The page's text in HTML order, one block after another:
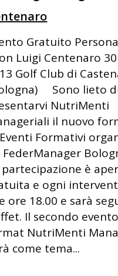
Gratuito
Luigi Centenaro
Golf Club di
Sono lieto
NutriMenti
il nuovo
Formativi
FederManager
partecipazione è
e ogni
ore 18.00 e sarà
Il secondo
NutriMenti
come tema...